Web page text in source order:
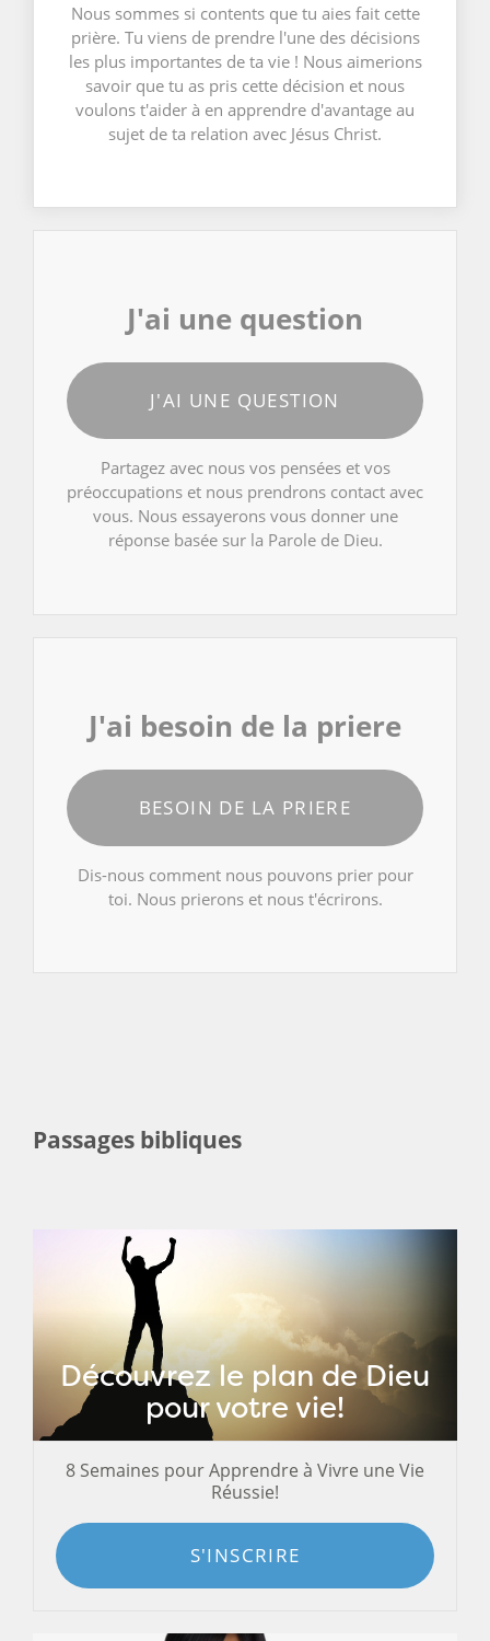
Nous sommes si contents que tu aies fait cette
prière. Tu viens de prendre l'une des décisions
les plus importantes de ta vie ! Nous aimerions
savoir que tu as pris cette décision et nous
voulons t'aider à en apprendre d'avantage au
sujet de ta relation avec Jésus Christ.
J'ai une question
J'AI UNE QUESTION
Partagez avec nous vos pensées et vos
préoccupations et nous prendrons contact avec
vous. Nous essayerons vous donner une
réponse basée sur la Parole de Dieu.
J'ai besoin de la priere
BESOIN DE LA PRIERE
Dis-nous comment nous pouvons prier pour
toi. Nous prierons et nous t'écrirons.
Passages bibliques
Découvrez le plan de Dieu
pour votre vie!
8 Semaines pour Apprendre à Vivre une Vie
Réussie!
S'INSCRIRE